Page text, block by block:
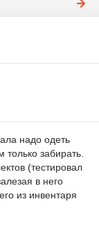
надо одеть
только забирать.
(тестировал
в него
из инвентаря